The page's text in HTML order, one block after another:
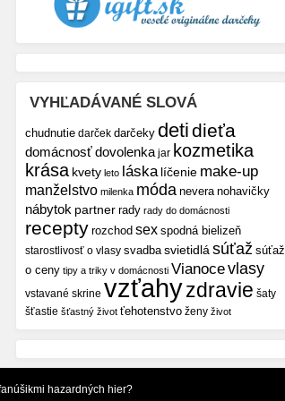
VYHĽADÁVANÉ SLOVÁ
chudnutie darček darčeky detidieťa
domácnosťdovolenka jar kozmetika
krása kvety leto láska líčenie make-up
manželstvo milenka móda nevera nohavičky
nábytok partner rady rady do domácnosti
recepty rozchod sex spodná bielizeň
starostlivosť o vlasy svadba svietidlá súťaž súťaž
o ceny tipy a triky v domácnosti Vianocevlasy
vstavané skrine vzťahyzdravie šaty
šťastie šťastný život ťehotenstvo ženy život
hazardných hier?